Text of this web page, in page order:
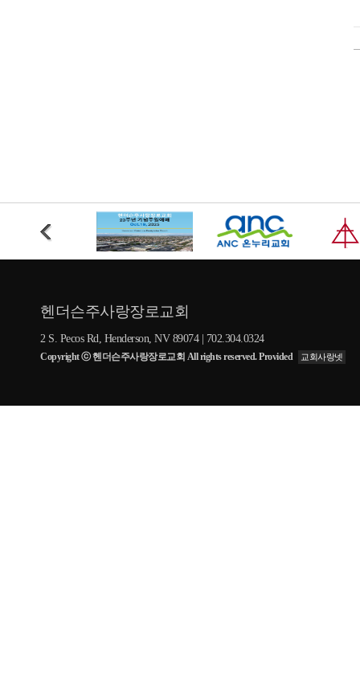
헨더슨주사랑장로교회
2 S. Pecos Rd, Henderson, NV 89074 | 702.304.0324
Copyright ⓒ 헨더슨주사랑장로교회 All rights reserved. Provided 교회사랑넷